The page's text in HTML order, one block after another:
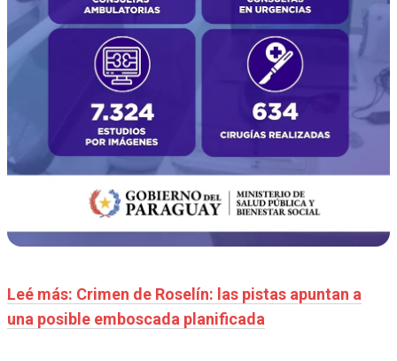
Leé más: Crimen de Roselín: las pistas apuntan a
una posible emboscada planificada